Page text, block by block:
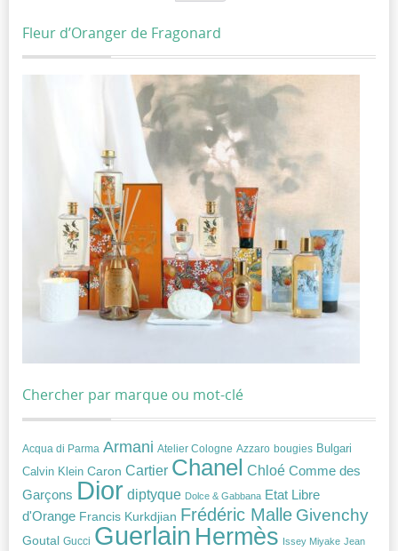
Fleur d’Oranger de Fragonard
Chercher par marque ou mot-clé
Acqua di Parma Armani Atelier Cologne Azzaro bougies Bulgari
Calvin Klein Caron Cartier Chanel Chloé Comme des
Garçons Dior diptyque Dolce & Gabbana Etat Libre
d'Orange Francis Kurkdjian Frédéric Malle Givenchy
Goutal Gucci Guerlain Hermès Issey Miyake Jean